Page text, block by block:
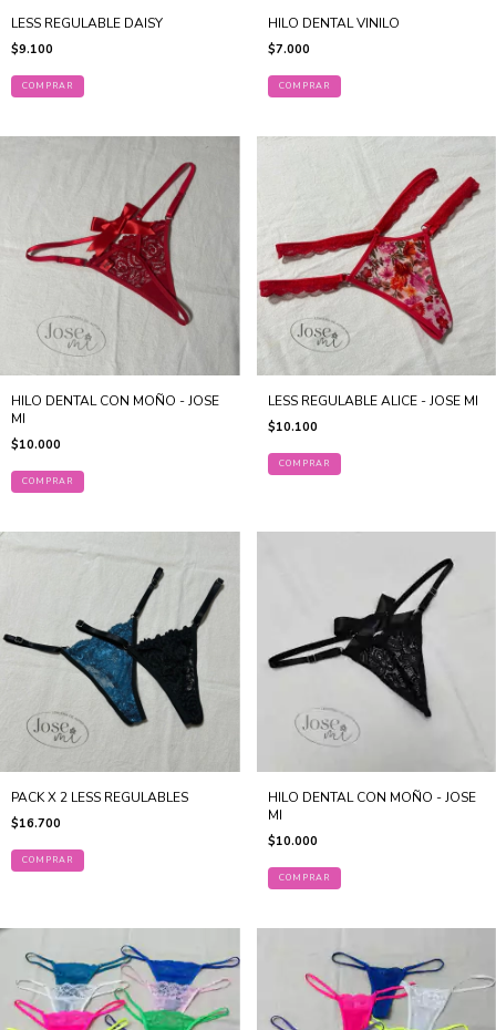
LESS REGULABLE DAISY
$9.100
COMPRAR
HILO DENTAL VINILO
$7.000
COMPRAR
HILO DENTAL CON MOÑO - JOSE
MI
$10.000
COMPRAR
LESS REGULABLE ALICE - JOSE MI
$10.100
COMPRAR
PACK X 2 LESS REGULABLES
$16.700
COMPRAR
HILO DENTAL CON MOÑO - JOSE
MI
$10.000
COMPRAR